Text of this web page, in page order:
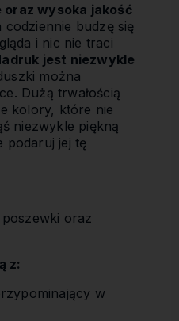
oraz wysoka jakość
budzę się
i nic nie traci
jest niezwykle
można
Dużą trwałością
kolory, które nie
niezwykle piękną
podaruj jej tę
poszewki oraz
z:
w